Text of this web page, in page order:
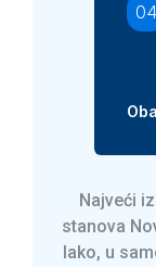
04
Najveći
stanova
lako, u